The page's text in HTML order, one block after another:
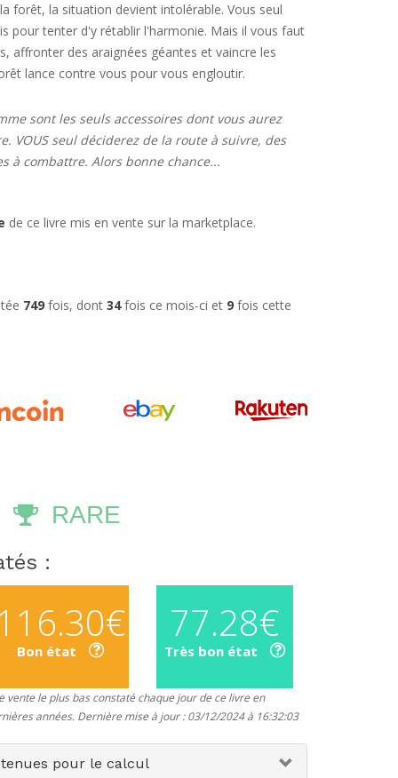
forêt, la situation devient intolérable. Vous seul
pour tenter d'y rétablir l'harmonie. Mais il vous faut
affronter des araignées géantes et vaincre les
lance contre vous pour vous engloutir.
sont les seuls accessoires dont vous aurez
VOUS seul déciderez de la route à suivre, des
à combattre. Alors bonne chance...
de ce livre mis en vente sur la marketplace.
749fois, dont 34fois ce mois-ci et 9fois cette
RARE
:
Bon état
77.28€
Très bon état
vente le plus bas constaté chaque jour de ce livre en
années. Dernière mise à jour : 03/12/2024 à 16:32:03
pour le calcul